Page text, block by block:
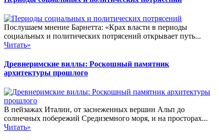
Послушаем мнение Барнетта: «Крах власти в периоды
социальных и политических потрясений открывает путь...
Читать»
Древнеримские виллы: Роскошный памятник
архитектуры прошлого
В пейзажах Италии, от заснеженных вершин Альп до
солнечных побережий Средиземного моря, и на просторах...
Читать»